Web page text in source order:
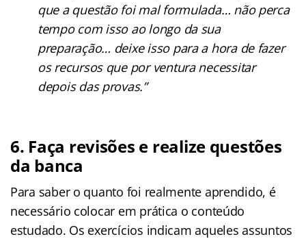
que a questão foi mal formulada… não perca
tempo com isso ao longo da sua
preparação… deixe isso para a hora de fazer
os recursos que por ventura necessitar
depois das provas.”
6. Faça revisões e realize questões
da banca
Para saber o quanto foi realmente aprendido, é
necessário colocar em prática o conteúdo
estudado. Os exercícios indicam aqueles assuntos